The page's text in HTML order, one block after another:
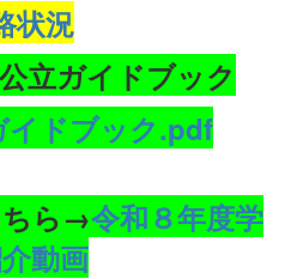
状況
立ガイドブック
イドブック.pdf
ちら→令和８年度学
動画